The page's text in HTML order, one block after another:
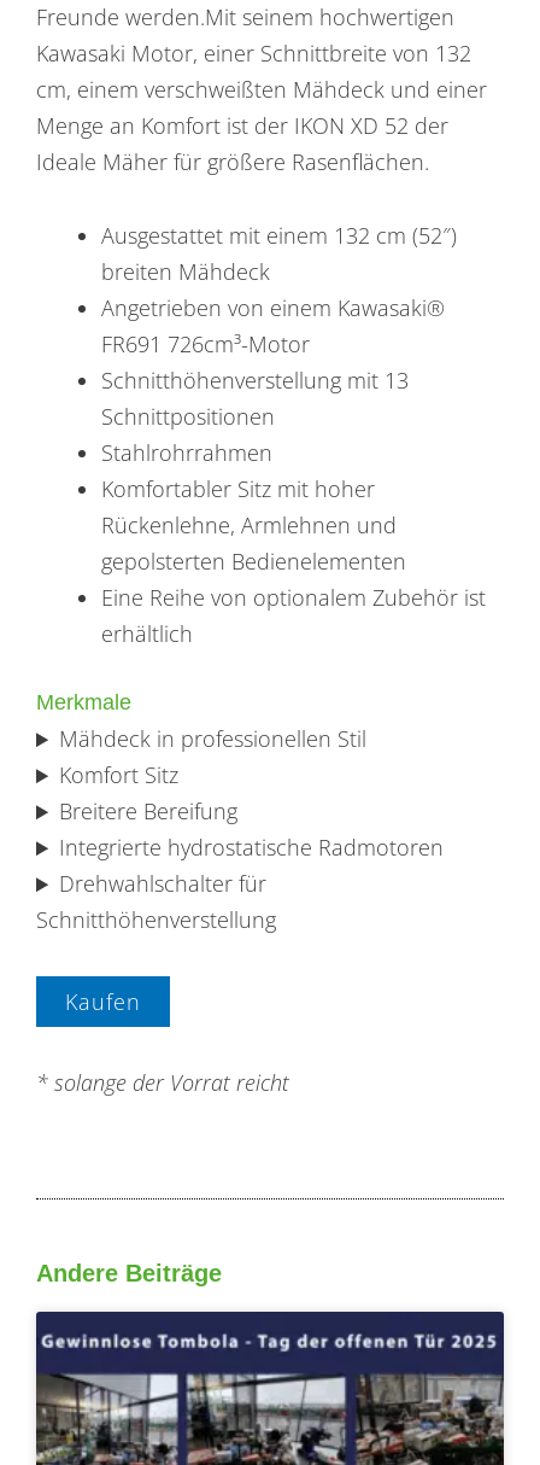
Freunde werden.Mit seinem hochwertigen
Kawasaki Motor, einer Schnittbreite von 132
cm, einem verschweißten Mähdeck und einer
Menge an Komfort ist der IKON XD 52 der
Ideale Mäher für größere Rasenflächen.
Ausgestattet mit einem 132 cm (52″)
breiten Mähdeck
Angetrieben von einem Kawasaki®
FR691 726cm³-Motor
Schnitthöhenverstellung mit 13
Schnittpositionen
Stahlrohrrahmen
Komfortabler Sitz mit hoher
Rückenlehne, Armlehnen und
gepolsterten Bedienelementen
Eine Reihe von optionalem Zubehör ist
erhältlich
Merkmale
Mähdeck in professionellen Stil
Komfort Sitz
Breitere Bereifung
Integrierte hydrostatische Radmotoren
Drehwahlschalter für
Schnitthöhenverstellung
Kaufen
* solange der Vorrat reicht
Andere Beiträge
SeiteSeiteSeiteSeite